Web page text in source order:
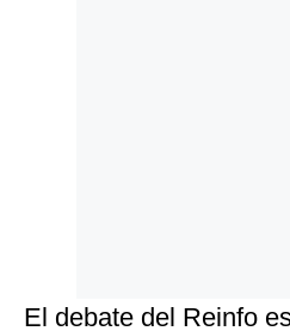
El debate del Reinfo